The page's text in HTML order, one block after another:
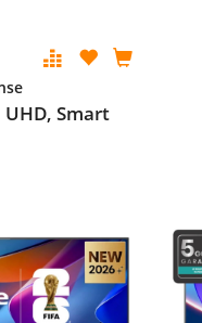
UHD, Smart